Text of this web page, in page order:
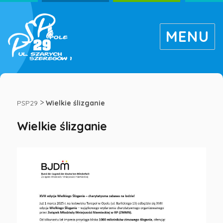
Wielkie
ślizganie
Publiczna
Szkoła
Podstawowa
MENU
PSP29 >Wielkie ślizganie
Wielkie ślizganie